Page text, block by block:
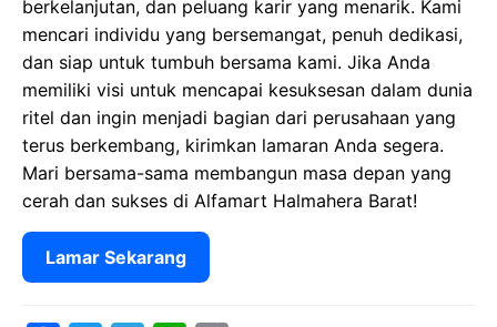
berkelanjutan, dan peluang karir yang menarik. Kami
mencari individu yang bersemangat, penuh dedikasi,
dan siap untuk tumbuh bersama kami. Jika Anda
memiliki visi untuk mencapai kesuksesan dalam dunia
ritel dan ingin menjadi bagian dari perusahaan yang
terus berkembang, kirimkan lamaran Anda segera.
Mari bersama-sama membangun masa depan yang
cerah dan sukses di Alfamart Halmahera Barat!
Lamar Sekarang